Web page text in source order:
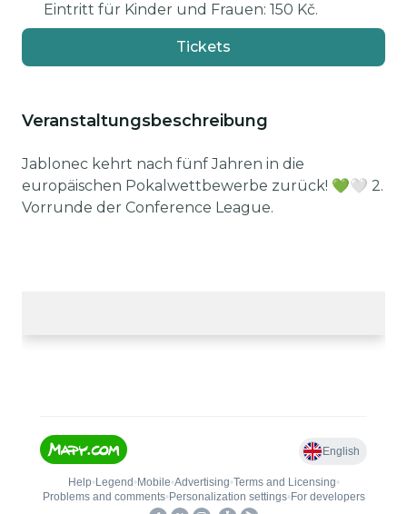
Eintritt für Kinder und Frauen: 150 Kč.
Tickets
Veranstaltungsbeschreibung
Jablonec kehrt nach fünf Jahren in die
europäischen Pokalwettbewerbe zurück! 💚🤍 2.
Vorrunde der Conference League.